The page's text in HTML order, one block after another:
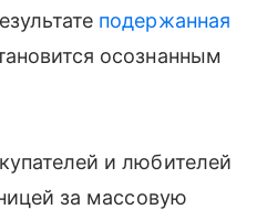
подержанная
осознанным
и любителей
за массовую